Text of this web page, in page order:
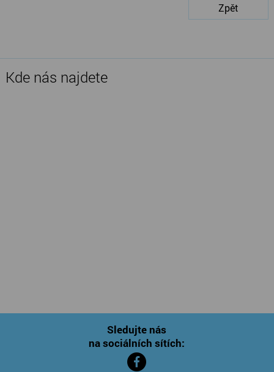
Zpět
Kde nás najdete
Sledujte nás
na sociálních sítích: